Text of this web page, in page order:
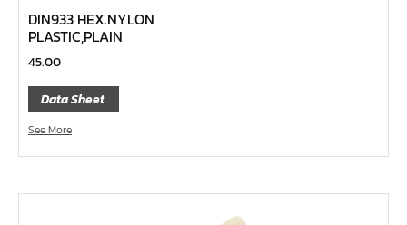
ประแจตะขอ
คีมตัดสายเคเบิ้ล
คีมย้ำสายไฟ
คีมล๊อค
คีมหนีบ-ถ่างแหวน
คีมปากแหลม
DIN933 HEX.NYLON
PLASTIC,PLAIN
45.00
Data Sheet
See More